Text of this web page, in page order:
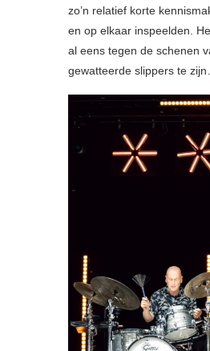
zo’n relatief korte
en op elkaar inspeelden.
al eens tegen de schenen
gewatteerde slippers te